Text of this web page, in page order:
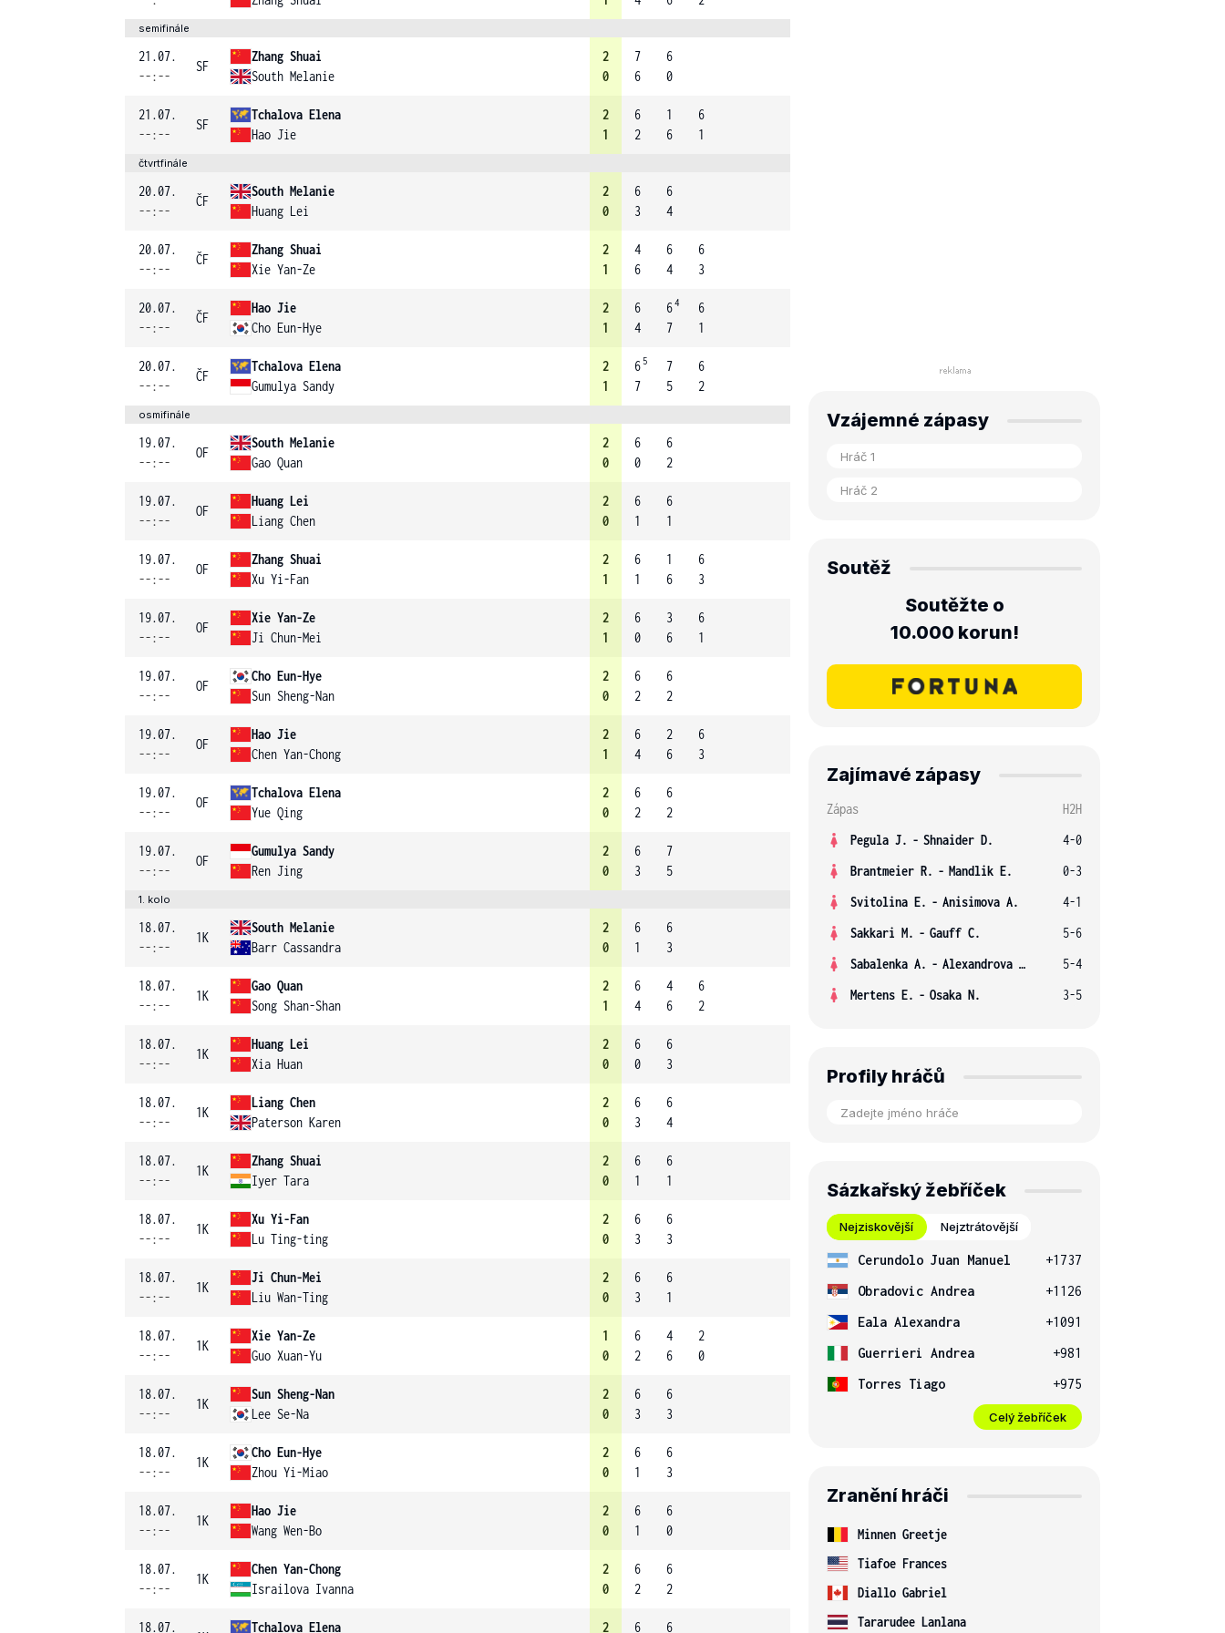
semifinále
21.07.
--:--
SF
Zhang Shuai
South Melanie
2
0
7
6
6
0
21.07.
--:--
SF
Tchalova Elena
Hao Jie
2
1
6
2
1
6
6
1
čtvrtfinále
20.07.
--:--
ČF
South Melanie
Huang Lei
2
0
6
3
6
4
20.07.
--:--
ČF
Zhang Shuai
Xie Yan-Ze
2
1
4
6
6
4
6
3
20.07.
--:--
ČF
Hao Jie
Cho Eun-Hye
2
1
6
4
64
7
6
1
20.07.
--:--
ČF
Tchalova Elena
Gumulya Sandy
2
1
6 5
7
7
5
6
2
osmifinále
19.07.
--:--
OF
South Melanie
Gao Quan
2
0
6
0
6
2
19.07.
--:--
OF
Huang Lei
Liang Chen
2
0
6
1
6
1
19.07.
--:--
OF
Zhang Shuai
Xu Yi-Fan
2
1
6
1
1
6
6
3
19.07.
--:--
OF
Xie Yan-Ze
Ji Chun-Mei
2
1
6
0
3
6
6
1
19.07.
--:--
OF
Cho Eun-Hye
Sun Sheng-Nan
2
0
6
2
6
2
19.07.
--:--
OF
Hao Jie
Chen Yan-Chong
2
1
6
4
2
6
6
3
19.07.
--:--
OF
Tchalova Elena
Yue Qing
2
0
6
2
6
2
19.07.
--:--
OF
Gumulya Sandy
Ren Jing
2
0
6
3
7
5
1. kolo
18.07.
--:--
1K
South Melanie
Barr Cassandra
2
0
6
1
6
3
18.07.
--:--
1K
Gao Quan
Song Shan-Shan
2
1
6
4
4
6
6
2
18.07.
--:--
1K
Huang Lei
Xia Huan
2
0
6
0
6
3
18.07.
--:--
1K
Liang Chen
Paterson Karen
2
0
6
3
6
4
18.07.
--:--
1K
Zhang Shuai
Iyer Tara
2
0
6
1
6
1
18.07.
--:--
1K
Xu Yi-Fan
Lu Ting-ting
2
0
6
3
6
3
18.07.
--:--
1K
Ji Chun-Mei
Liu Wan-Ting
2
0
6
3
6
1
18.07.
--:--
1K
Xie Yan-Ze
Guo Xuan-Yu
1
0
6
2
4
6
2
0
18.07.
--:--
1K
Sun Sheng-Nan
Lee Se-Na
2
0
6
3
6
3
18.07.
--:--
1K
Cho Eun-Hye
Zhou Yi-Miao
2
0
6
1
6
3
18.07.
--:--
1K
Hao Jie
Wang Wen-Bo
2
0
6
1
6
0
18.07.
--:--
1K
Chen Yan-Chong
Israilova Ivanna
2
0
6
2
6
2
18.07. Tchalova Elena 2 6 6
Vzájemné zápasy
Soutěž
Soutěžte o
10.000 korun!
Zajímavé zápasy
Zápas
H2H
Pegula J. - Shnaider D.
4-0
Brantmeier R. - Mandlik E.
0-3
Svitolina E. - Anisimova A.
4-1
Sakkari M. - Gauff C.
5-6
Sabalenka A. - Alexandrova E.
5-4
Mertens E. - Osaka N. 3-5
Profily hráčů
Sázkařský žebříček
Nejziskovější Nejztrátovější
Cerundolo Juan Manuel
+1737
Obradovic Andrea
+1126
Eala Alexandra
+1091
Guerrieri Andrea
+981
Torres Tiago
+975
Celý žebříček
Zranění hráči
Minnen Greetje
Tiafoe Frances
Diallo Gabriel
Tararudee Lanlana